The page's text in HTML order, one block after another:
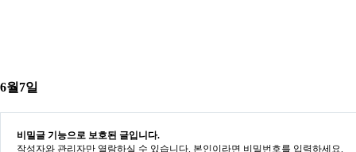
6월7일
비밀글 기능으로 보호된 글입니다.
작성자와 관리자만 열람하실 수 있습니다. 본인이라면 비밀번호를 입력하세요.